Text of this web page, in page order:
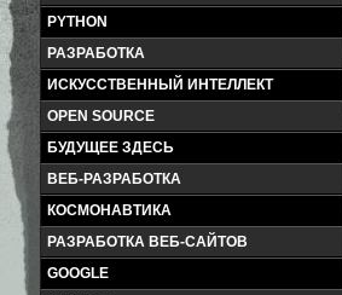
PYTHON
РАЗРАБОТКА
ИСКУССТВЕННЫЙ ИНТЕЛЛЕКТ
OPEN SOURCE
БУДУЩЕЕ ЗДЕСЬ
ВЕБ-РАЗРАБОТКА
КОСМОНАВТИКА
РАЗРАБОТКА ВЕБ-САЙТОВ
GOOGLE